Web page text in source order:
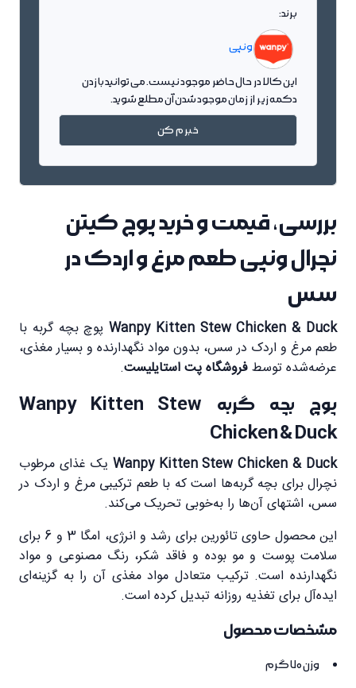
برند:
ونپی
این کالا در حال حاضر موجود نیست. می توانید با زدن
دکمه زیر از زمان موجود شدن آن مطلع شوید.
خبرم کن
بررسی، قیمت و خرید پوچ کیتن
نچرال ونپی طعم مرغ و اردک در
سس
Wanpy Kitten Stew Chicken & Duckپوچ بچه گربه با
طعم مرغ و اردک در سس، بدون مواد نگهدارنده و بسیار مغذی،
عرضه‌شده توسطفروشگاه پت استایلیست.
پوچ بچه گربه Wanpy Kitten Stew
Chicken & Duck
Wanpy Kitten Stew Chicken & Duck یک غذای مرطوب
نچرال برای بچه گربه‌ها است که با طعم ترکیبی مرغ و اردک در
سس، اشتهای آن‌ها را به‌خوبی تحریک می‌کند.
این محصول حاوی تائورین برای رشد و انرژی، امگا 3 و 6 برای
سلامت پوست و مو بوده و فاقد شکر، رنگ مصنوعی و مواد
نگهدارنده است. ترکیب متعادل مواد مغذی آن را به گزینه‌ای
ایده‌آل برای تغذیه روزانه تبدیل کرده است.
مشخصات محصول
وزن 70 گرم